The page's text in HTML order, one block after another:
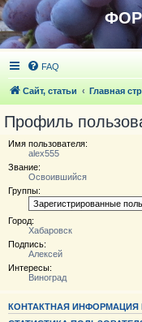
FAQ
Сайт, статьи Главная
Профиль
Имя пользователя:
alex555
Звание:
Освоившийся
Группы:
Город:
Хабаровск
Подпись:
Алексей
Интересы:
Виноград
КОНТАКТНАЯ ИНФОРМАЦИЯ